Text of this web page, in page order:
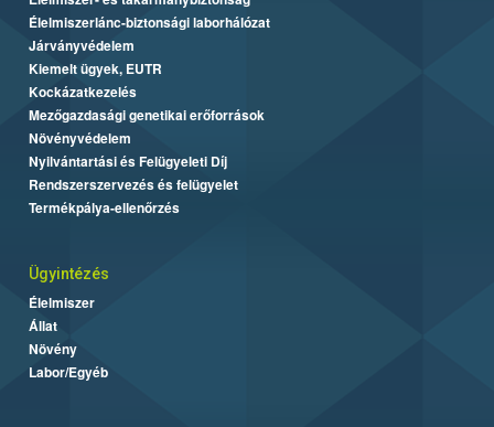
Élelmiszerlánc-biztonsági laborhálózat
Járványvédelem
Kiemelt ügyek, EUTR
Kockázatkezelés
Mezőgazdasági genetikai erőforrások
Növényvédelem
Nyilvántartási és Felügyeleti Díj
Rendszerszervezés és felügyelet
Termékpálya-ellenőrzés
Ügyintézés
Élelmiszer
Állat
Növény
Labor/Egyéb